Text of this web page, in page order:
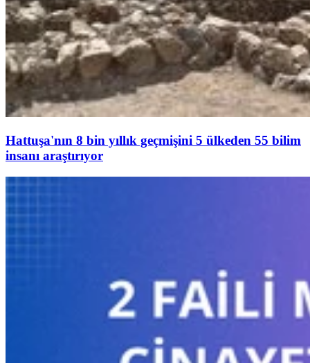
Hattuşa'nın 8 bin yıllık geçmişini 5 ülkeden 55 bilim
insanı araştırıyor